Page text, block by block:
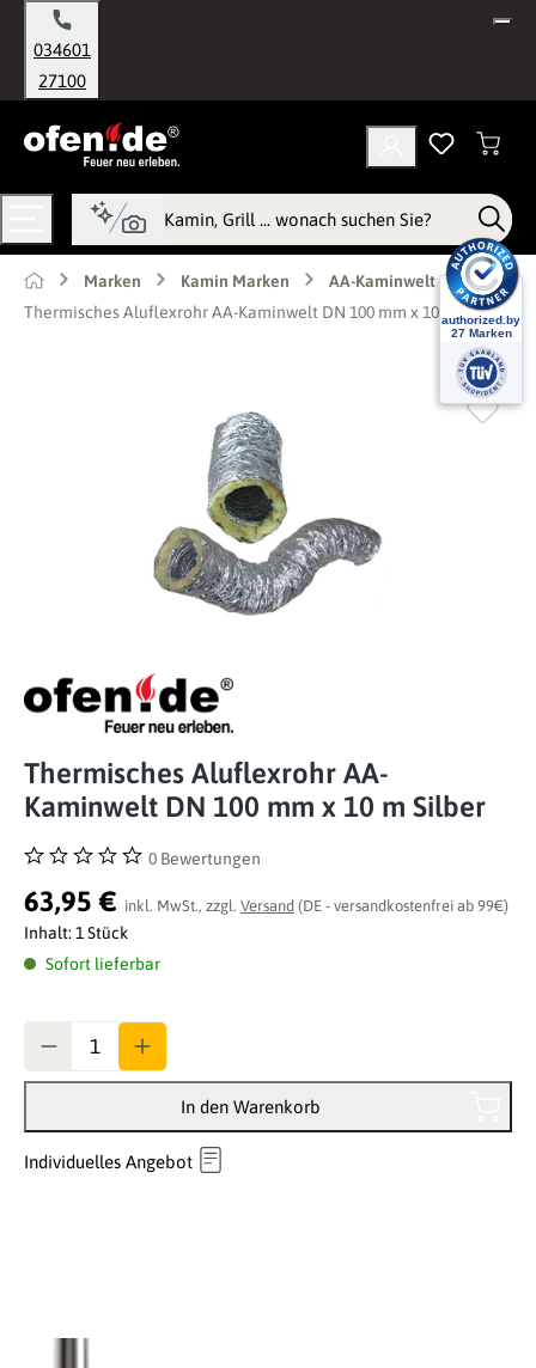
springen
034601
27100
Marken Kamin Marken
AA-Kaminwelt
Thermisches Aluflexrohr AA-Kaminwelt DN 100 mm x 10 m Silber
Thermisches Aluflexrohr AA-
Kaminwelt DN 100 mm x 10 m Silber
Durchschnittliche Bewertung von 0 von 5 Sternen
0 Bewertungen
63,95 € inkl. MwSt., zzgl. Versand (DE - versandkostenfrei ab 99€)
Inhalt: 1 Stück
Sofort lieferbar
In den Warenkorb
Individuelles Angebot